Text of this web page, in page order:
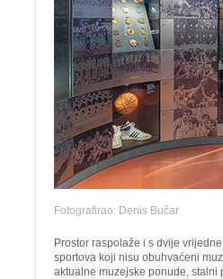
Fotografirao: Denis Bučar
Prostor raspolaže i s dvije
sportova koji nisu obuhvaćeni
aktualne muzejske ponude, stalni